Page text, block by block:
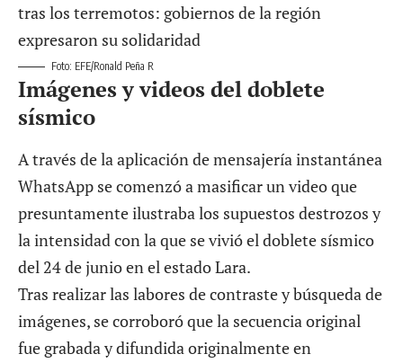
Foto: EFE/Ronald Peña R
Imágenes y videos del doblete
sísmico
A través de la aplicación de mensajería instantánea
WhatsApp se comenzó a masificar un video que
presuntamente ilustraba los supuestos destrozos y
la intensidad con la que se vivió el doblete sísmico
del 24 de junio en el estado Lara.
Tras realizar las labores de contraste y búsqueda de
imágenes, se corroboró que la secuencia original
fue grabada y difundida originalmente en